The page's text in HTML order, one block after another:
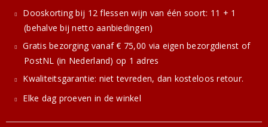
Dooskorting bij 12 flessen wijn van één soort: 11 + 1
(behalve bij netto aanbiedingen)
Gratis bezorging vanaf € 75,00 via eigen bezorgdienst of
PostNL (in Nederland) op 1 adres
Kwaliteitsgarantie: niet tevreden, dan kosteloos retour.
Elke dag proeven in de winkel